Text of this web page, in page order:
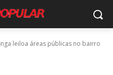
leiloa áreas públicas no bairro